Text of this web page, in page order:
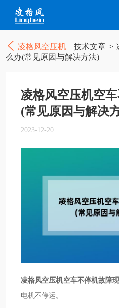
凌格风空压机 | 技术文章 >
么办(常见原因与解决方法)
凌格风空压机空
(常见原因与解决
2023-12-20
凌格风空压机空车不停机故障现
电机不停运。